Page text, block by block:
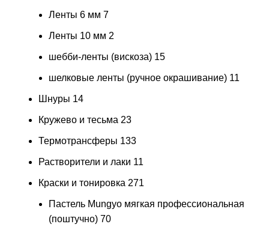
Ленты 6 мм 7
Ленты 10 мм 2
шебби-ленты (вискоза) 15
шелковые ленты (ручное окрашивание) 11
Шнуры 14
Кружево и тесьма 23
Термотрансферы 133
Растворители и лаки 11
Краски и тонировка 271
Пастель Mungyo мягкая профессиональная
(поштучно) 70